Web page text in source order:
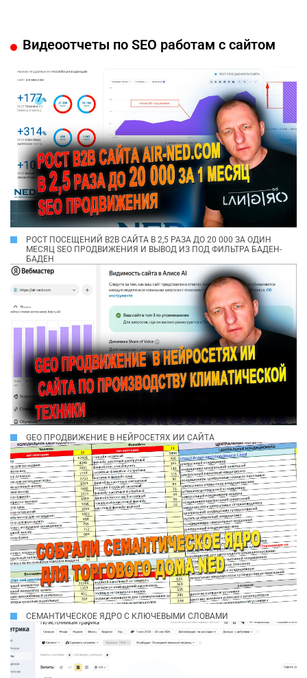
Видеоотчеты по SEO работам с сайтом
РОСТ ПОСЕЩЕНИЙ B2B САЙТА В 2,5 РАЗА ДО 20 000 ЗА ОДИН
МЕСЯЦ SEO ПРОДВИЖЕНИЯ И ВЫВОД ИЗ ПОД ФИЛЬТРА БАДЕН-
БАДЕН
GEO ПРОДВИЖЕНИЕ В НЕЙРОСЕТЯХ ИИ САЙТА
СЕМАНТИЧЕСКОЕ ЯДРО С КЛЮЧЕВЫМИ СЛОВАМИ